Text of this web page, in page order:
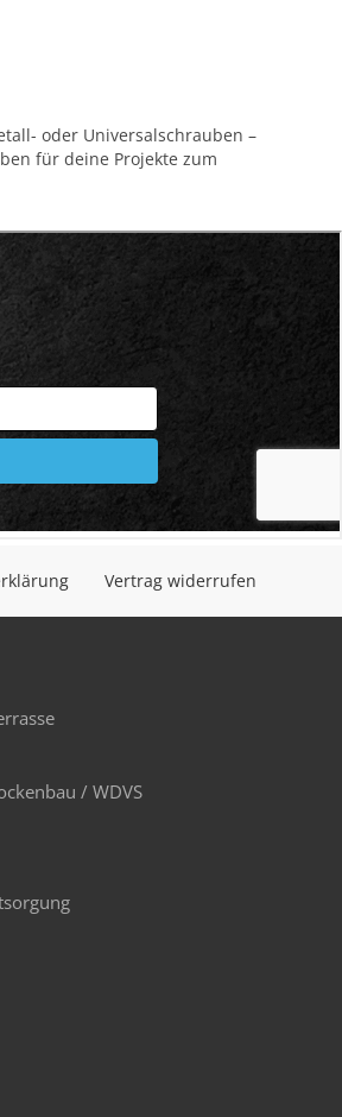
oder Universalschrauben –
für deine Projekte zum
Vertrag widerrufen
/ WDVS